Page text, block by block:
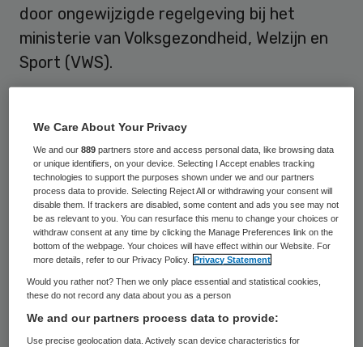
door ongewijzigde regelgeving bij het
ministerie van Volksgezondheid, Welzijn en
Sport (VWS).
Het gaat om het medicijn colchicine. Dat
wordt al generaties gebruikt als
behandeling tegen jicht. Na ruim tien jaar
internationaal onderzoek blijkt het middel
ook zeer effectief voor patiënten met hart-
en vaatziekten.
Vergoedingssysteem
Eind 2025 keurde het College ter
We Care About Your Privacy
We and our889 partners store and access personal data, like browsing data
or unique identifiers, on your device. Selecting I Accept enables tracking
technologies to support the purposes shown under we and our partners
process data to provide. Selecting Reject All or withdrawing your consent will
disable them. If trackers are disabled, some content and ads you see may not
be as relevant to you. You can resurface this menu to change your choices or
withdraw consent at any time by clicking the Manage Preferences link on the
bottom of the webpage. Your choices will have effect within our Website. For
more details, refer to our Privacy Policy.
Privacy Statement
Would you rather not? Then we only place essential and statistical cookies,
these do not record any data about you as a person
We and our partners process data to provide:
Use precise geolocation data. Actively scan device characteristics for